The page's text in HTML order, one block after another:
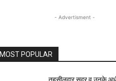
- Advertisment -
MOST POPULAR